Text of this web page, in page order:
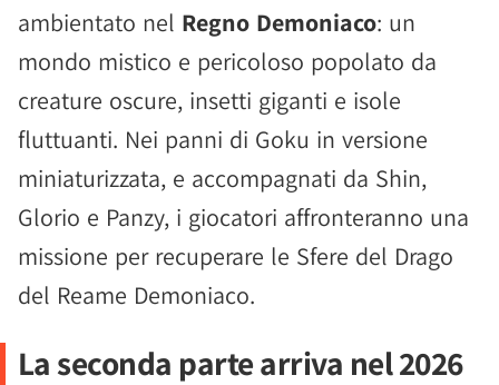
ambientato nel Regno Demoniaco: un
mondo mistico e pericoloso popolato da
creature oscure, insetti giganti e isole
fluttuanti. Nei panni di Goku in versione
miniaturizzata, e accompagnati da Shin,
Glorio e Panzy, i giocatori affronteranno una
missione per recuperare le Sfere del Drago
del Reame Demoniaco.
La seconda parte arriva nel 2026